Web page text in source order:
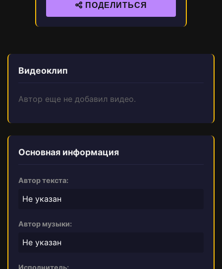
ПОДЕЛИТЬСЯ
Видеоклип
Автор еще не добавил видео.
Основная информация
Автор текста:
Не указан
Автор музыки:
Не указан
Исполнитель: